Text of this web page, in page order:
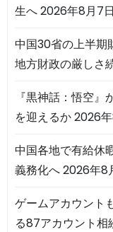
生へ2026年8月7日
中国30省の上半
地方財政の厳しさ
『黒神話：悟空
を迎えるか2026
中国各地で有給休
義務化へ2026年8
ゲームアカウント
る87アカウント相